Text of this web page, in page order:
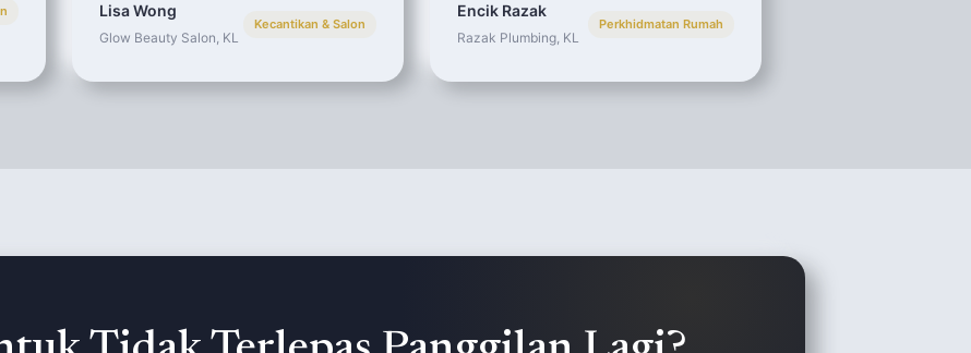
Lisa Wong
Glow Beauty Salon, KL
Kecantikan & Salon
Encik Razak
Razak Plumbing, KL
Perkhidmatan Rumah